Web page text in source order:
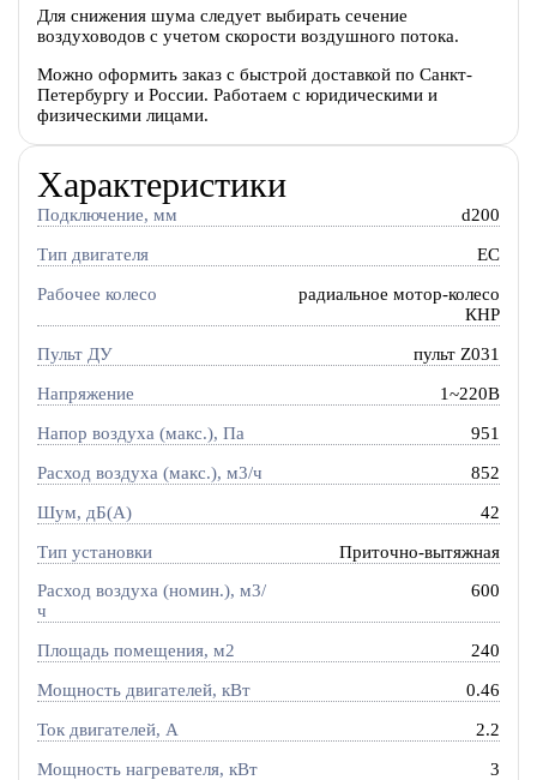
Для снижения шума следует выбирать сечение
воздуховодов с учетом скорости воздушного потока.
Можно оформить заказ с быстрой доставкой по Санкт-
Петербургу и России. Работаем с юридическими и
физическими лицами.
Характеристики
Подключение, мм d200
Тип двигателя EC
Рабочее колесо
радиальное мотор-колесо
КНР
Пульт ДУ пульт Z031
Напряжение 1~220В
Напор воздуха (макс.), Па 951
Расход воздуха (макс.), м3/ч 852
Шум, дБ(А) 42
Тип установки Приточно-вытяжная
Расход воздуха (номин.), м3/
ч
600
Площадь помещения, м2 240
Мощность двигателей, кВт 0.46
Ток двигателей, А 2.2
Мощность нагревателя, кВт 3